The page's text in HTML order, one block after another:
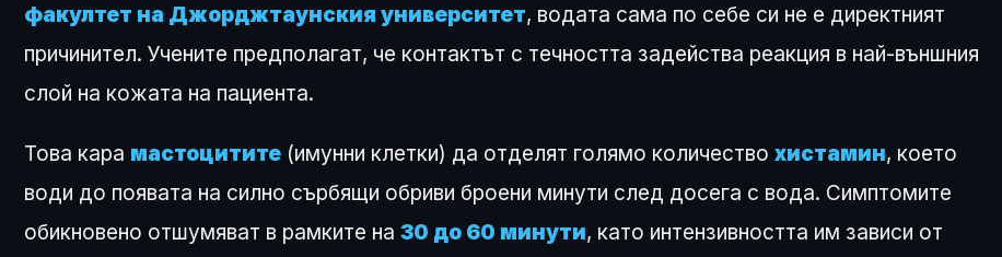
факултет на Джорджтаунския университет, водата сама по себе си не е директният
причинител. Учените предполагат, че контактът с течността задейства реакция в най-външния
слой на кожата на пациента.
Това кара мастоцитите (имунни клетки) да отделят голямо количество хистамин, което
води до появата на силно сърбящи обриви броени минути след досега с вода. Симптомите
обикновено отшумяват в рамките на 30 до 60 минути, като интензивността им зависи от